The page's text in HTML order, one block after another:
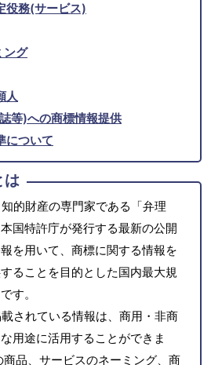
役務(サービス)
ング
人
等)への商標情報提供
について
は
的財産の専門家である「弁理
国特許庁が発行する最新の公開
を用いて、商標に関する情報を
ることを目的とした国内最大規
す。
されている情報は、商用・非商
用途に活用することができま
品、サービスのネーミング、商